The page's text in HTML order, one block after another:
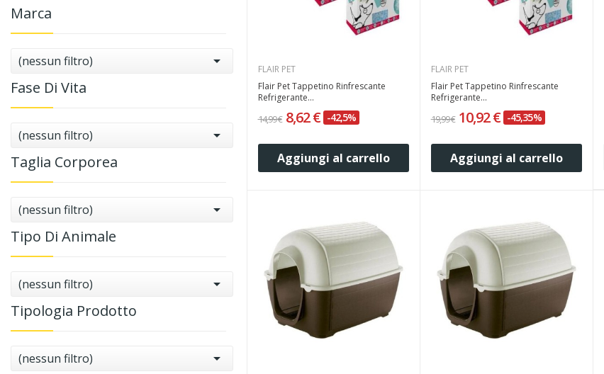
Marca
(nessun filtro) 
Fase Di Vita
(nessun filtro) 
Taglia Corporea
(nessun filtro) 
Tipo Di Animale
(nessun filtro) 
Tipologia Prodotto
(nessun filtro) 
FLAIR PET
Flair Pet Tappetino Rinfrescante
Refrigerante...
14,99 € 8,62 € -42,5%
Aggiungi al carrello
FLAIR PET
Flair Pet Tappetino Rinfrescante
Refrigerante...
19,99 € 10,92 € -45,35%
Aggiungi al carrello